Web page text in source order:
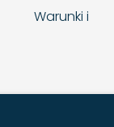
Warunki i